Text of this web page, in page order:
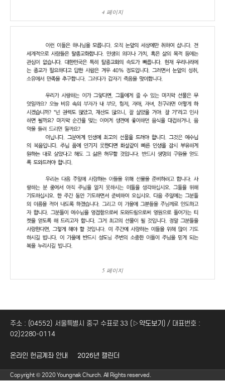
4 페이지
5 페이지
주소 : (04552) 서울특별시 중구 수표로 33 (▷약도보기 ) / 대표번호 :
02)2280-0114
온라인 헌금계좌 안내 2026년 캘린더
Copyright © 2020 Youngnak Church. All Rights reserved.